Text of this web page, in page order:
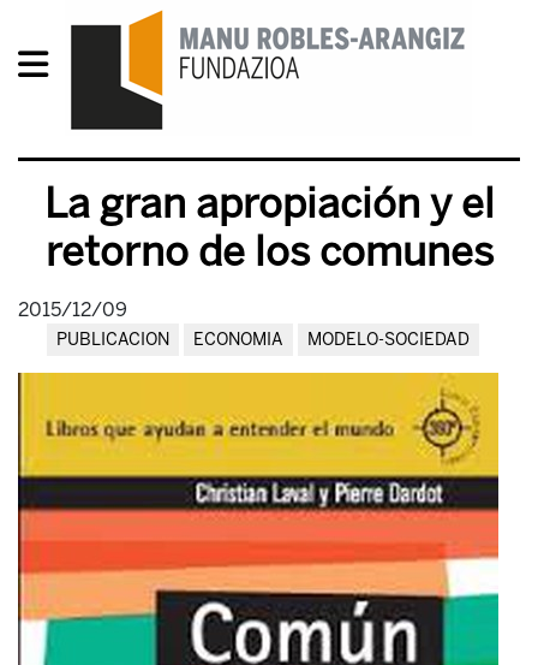
La gran apropiación y el
retorno de los comunes
2015/12/09
PUBLICACION ECONOMIA MODELO-SOCIEDAD